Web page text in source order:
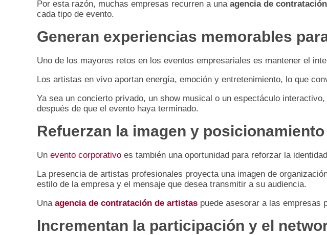
Por esta razón, muchas empresas recurren a una agencia de
cada tipo de evento.
Generan experiencias memorables
Uno de los mayores retos en los eventos empresariales es mantener el
Los artistas en vivo aportan energía, emoción y entretenimiento, lo que
Ya sea un concierto privado, un show musical o un espectáculo
después de que el evento haya terminado.
Refuerzan la imagen y
Un evento corporativo es también una oportunidad para reforzar la
La presencia de artistas profesionales proyecta una imagen de
estilo de la empresa y el mensaje que desea transmitir a su audiencia.
Una agencia de contratación de artistas puede asesorar a las empresas
Incrementan la participación y el